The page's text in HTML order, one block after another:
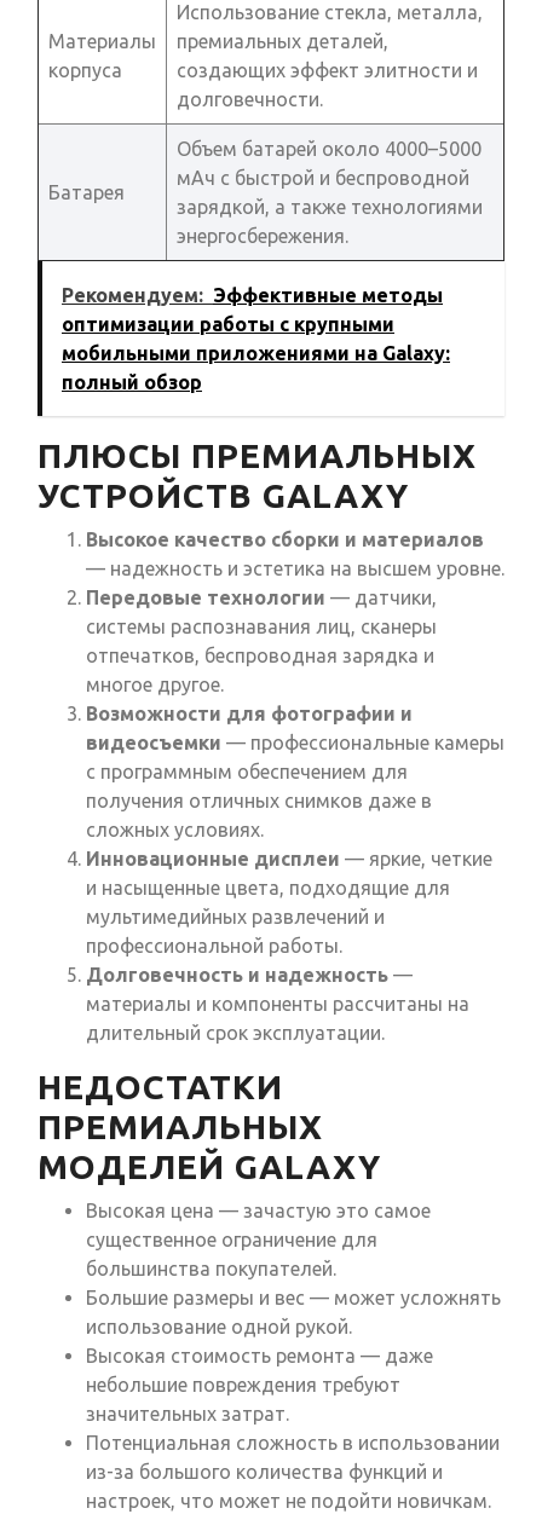
Материалы
корпуса
Использование стекла, металла,
премиальных деталей,
создающих эффект элитности и
долговечности.
Батарея
Объем батарей около 4000–5000
мАч с быстрой и беспроводной
зарядкой, а также технологиями
энергосбережения.
Рекомендуем: Эффективные методы
оптимизации работы с крупными
мобильными приложениями на Galaxy:
полный обзор
ПЛЮСЫ ПРЕМИАЛЬНЫХ
УСТРОЙСТВ GALAXY
Высокое качество сборки и материалов
— надежность и эстетика на высшем уровне.
Передовые технологии — датчики,
системы распознавания лиц, сканеры
отпечатков, беспроводная зарядка и
многое другое.
Возможности для фотографии и
видеосъемки — профессиональные камеры
с программным обеспечением для
получения отличных снимков даже в
сложных условиях.
Инновационные дисплеи — яркие, четкие
и насыщенные цвета, подходящие для
мультимедийных развлечений и
профессиональной работы.
Долговечность и надежность —
материалы и компоненты рассчитаны на
длительный срок эксплуатации.
НЕДОСТАТКИ
ПРЕМИАЛЬНЫХ
МОДЕЛЕЙ GALAXY
Высокая цена — зачастую это самое
существенное ограничение для
большинства покупателей.
Большие размеры и вес — может усложнять
использование одной рукой.
Высокая стоимость ремонта — даже
небольшие повреждения требуют
значительных затрат.
Потенциальная сложность в использовании
из-за большого количества функций и
настроек, что может не подойти новичкам.